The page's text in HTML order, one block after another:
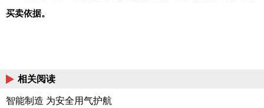
买卖依据。
相关阅读
智能制造 为安全用气护航